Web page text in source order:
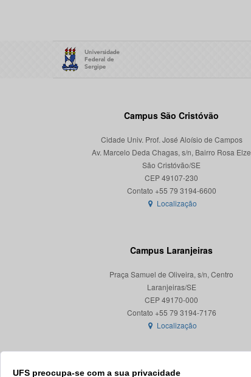
UFS preocupa-se com a sua privacidade
Campus São Cristóvão
Cidade Univ. Prof. José Aloísio de Campos
Av. Marcelo Deda Chagas, s/n, Bairro Rosa Elze
São Cristóvão/SE
CEP 49107-230
Localização
Campus Laranjeiras
Praça Samuel de Oliveira, s/n, Centro
Laranjeiras/SE
CEP 49170-000
Localização